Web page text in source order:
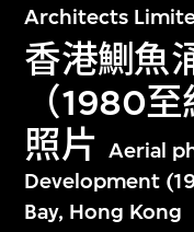
Architects
香港鰂魚
（1980
照片 Aerial
Development
Bay, Hong Kong